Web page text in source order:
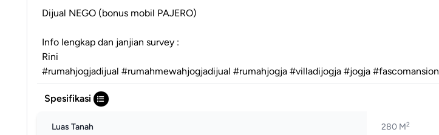
Dijual NEGO (bonus mobil PAJERO)
Info lengkap dan janjian survey :
Rini
#rumahjogjadijual #rumahmewahjogjadijual #rumahjogja #villadijogja #jogja #fascomansion
Spesifikasi
Luas Tanah 280 M2